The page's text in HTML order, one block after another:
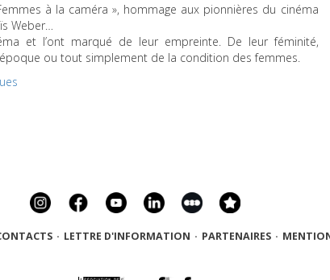
à la caméra », hommage aux pionnières du cinéma
Weber…
et l’ont marqué de leur empreinte. De leur féminité,
ou tout simplement de la condition des femmes.
· LETTRE D'INFORMATION · PARTENAIRES ·